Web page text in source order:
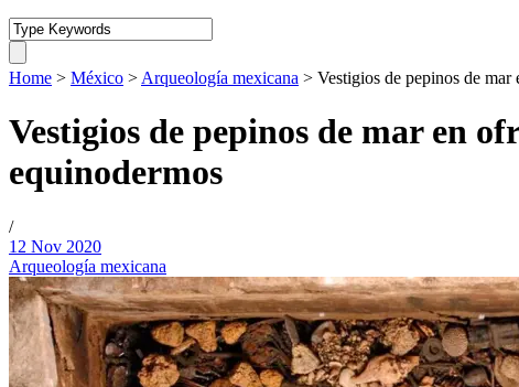
Home > México > Arqueología mexicana > Vestigios de pepinos de mar
Vestigios de pepinos de mar en
equinodermos
/
12 Nov 2020
Arqueología mexicana